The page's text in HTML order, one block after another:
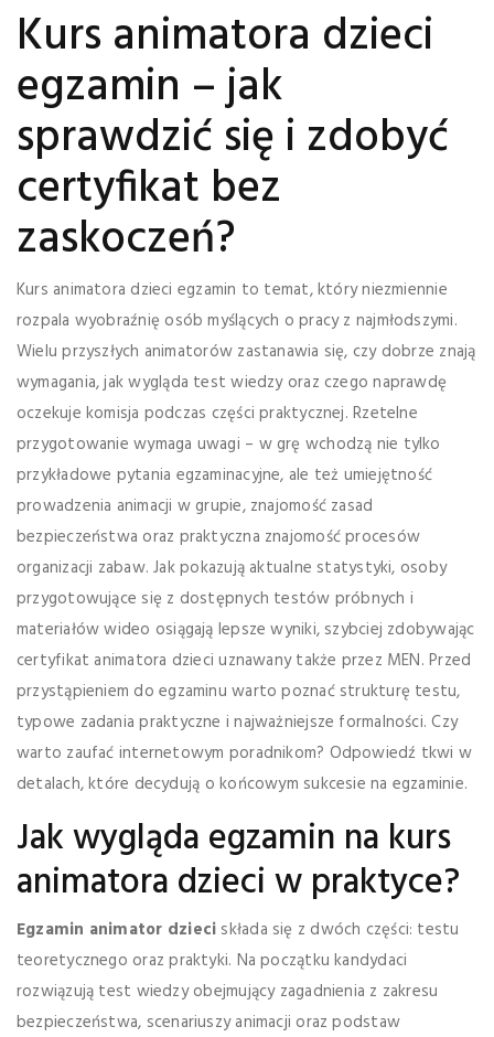
Kurs animatora dzieci
egzamin – jak
sprawdzić się i zdobyć
certyfikat bez
zaskoczeń?
Kurs animatora dzieci egzamin to temat, który niezmiennie
rozpala wyobraźnię osób myślących o pracy z najmłodszymi.
Wielu przyszłych animatorów zastanawia się, czy dobrze znają
wymagania, jak wygląda test wiedzy oraz czego naprawdę
oczekuje komisja podczas części praktycznej. Rzetelne
przygotowanie wymaga uwagi – w grę wchodzą nie tylko
przykładowe pytania egzaminacyjne, ale też umiejętność
prowadzenia animacji w grupie, znajomość zasad
bezpieczeństwa oraz praktyczna znajomość procesów
organizacji zabaw. Jak pokazują aktualne statystyki, osoby
przygotowujące się z dostępnych testów próbnych i
materiałów wideo osiągają lepsze wyniki, szybciej zdobywając
certyfikat animatora dzieci uznawany także przez MEN. Przed
przystąpieniem do egzaminu warto poznać strukturę testu,
typowe zadania praktyczne i najważniejsze formalności. Czy
warto zaufać internetowym poradnikom? Odpowiedź tkwi w
detalach, które decydują o końcowym sukcesie na egzaminie.
Jak wygląda egzamin na kurs
animatora dzieci w praktyce?
Egzamin animator dzieci składa się z dwóch części: testu
teoretycznego oraz praktyki. Na początku kandydaci
rozwiązują test wiedzy obejmujący zagadnienia z zakresu
bezpieczeństwa, scenariuszy animacji oraz podstaw